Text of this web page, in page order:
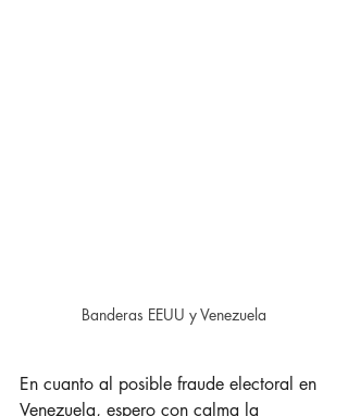
Banderas EEUU y Venezuela
En cuanto al posible fraude electoral en
Venezuela, espero con calma la